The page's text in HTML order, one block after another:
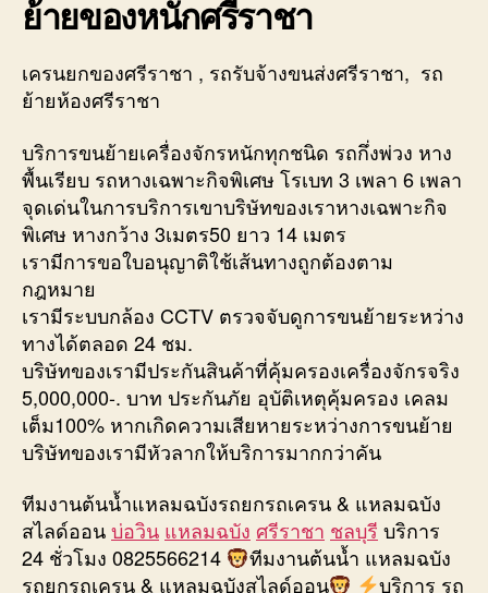
ย้ายของหนักศรีราชา
เครนยกของศรีราชา , รถรับจ้างขนส่งศรีราชา, รถ
ย้ายห้องศรีราชา
บริการขนย้ายเครื่องจักรหนักทุกชนิด รถกึ่งพ่วง หาง
พื้นเรียบ รถหางเฉพาะกิจพิเศษ โรเบท 3 เพลา 6 เพลา
จุดเด่นในการบริการเขาบริษัทของเราหางเฉพาะกิจ
พิเศษ หางกว้าง 3เมตร50 ยาว 14 เมตร
เรามีการขอใบอนุญาติใช้เส้นทางถูกต้องตาม
กฎหมาย
เรามีระบบกล้อง CCTV ตรวจจับดูการขนย้ายระหว่าง
ทางได้ตลอด 24 ชม.
บริษัทของเรามีประกันสินค้าที่คุ้มครองเครื่องจักรจริง
5,000,000-. บาท ประกันภัย อุบัติเหตุคุ้มครอง เคลม
เต็ม100% หากเกิดความเสียหายระหว่างการขนย้าย
บริษัทของเรามีหัวลากให้บริการมากกว่าคัน
ทีมงานต้นน้ำแหลมฉบังรถยกรถเครน & แหลมฉบัง
สไลด์ออนบ่อวิน แหลมฉบัง ศรีราชา ชลบุรี บริการ
24 ชั่วโมง 0825566214
ทีมงานต้นน้ำ แหลมฉบัง
รถยกรถเครน & แหลมฉบังสไลด์ออน
บริการ รถ